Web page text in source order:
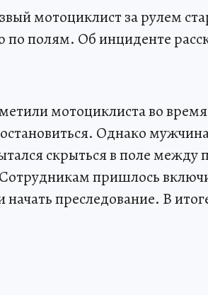
мотоциклист за рулем
по полям. Об инциденте
мотоциклиста во
Однако
скрыться в поле
пришлось
начать преследование. В